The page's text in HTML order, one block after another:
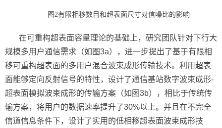
图2有限相移数目和超表面尺寸对信噪比的影响
在可重构超表面容量理论的基础上，研究团队针对下行大
规模多用户通信需求（如图3a），进一步提出了基于有限相
移可重构超表面的多用户混合波束成形传输技术。利用超表
面能够定向反射信号的特性，设计了通信基站数字波束成形-
超表面模拟波束成形的传输方案（如图3b），相比于传统传
输方案，将用户的数据速率提升了30%以上。并且在不完全
信道信息条件下，设计了实用的低相移超表面波束成形技